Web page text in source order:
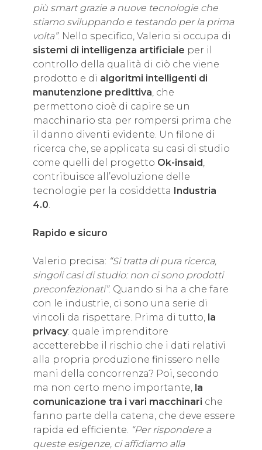
più smart grazie a nuove tecnologie che
stiamo sviluppando e testando per la prima
volta”. Nello specifico, Valerio si occupa di
sistemi di intelligenza artificiale per il
controllo della qualità di ciò che viene
prodotto e di algoritmi intelligenti di
manutenzione predittiva, che
permettono cioè di capire se un
macchinario sta per rompersi prima che
il danno diventi evidente. Un filone di
ricerca che, se applicata su casi di studio
come quelli del progetto Ok-insaid,
contribuisce all’evoluzione delle
tecnologie per la cosiddetta Industria
4.0.
Rapido e sicuro
Valerio precisa: “Si tratta di pura ricerca,
singoli casi di studio: non ci sono prodotti
preconfezionati”. Quando si ha a che fare
con le industrie, ci sono una serie di
vincoli da rispettare. Prima di tutto, la
privacy: quale imprenditore
accetterebbe il rischio che i dati relativi
alla propria produzione finissero nelle
mani della concorrenza? Poi, secondo
ma non certo meno importante, la
comunicazione tra i vari macchinari che
fanno parte della catena, che deve essere
rapida ed efficiente. “Per rispondere a
queste esigenze, ci affidiamo alla